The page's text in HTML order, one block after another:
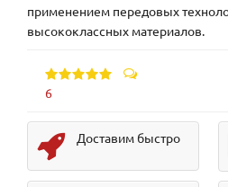
применением передовых
высококлассных материалов.
6
Доставим быстро